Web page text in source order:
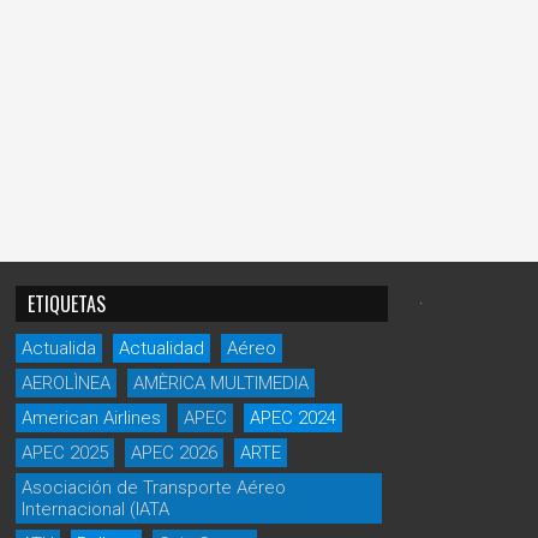
ETIQUETAS
Actualida Actualidad
Aéreo
AEROLÌNEA
AMÈRICA MULTIMEDIA
American Airlines
APEC
APEC 2024
APEC 2025
APEC 2026
ARTE
Asociación de Transporte Aéreo
Internacional (IATA
.